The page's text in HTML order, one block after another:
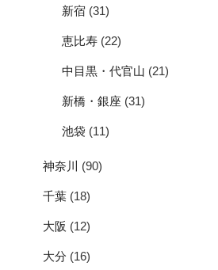
新宿 (31)
恵比寿 (22)
中目黒・代官山 (21)
新橋・銀座 (31)
池袋 (11)
神奈川 (90)
千葉 (18)
大阪 (12)
大分 (16)